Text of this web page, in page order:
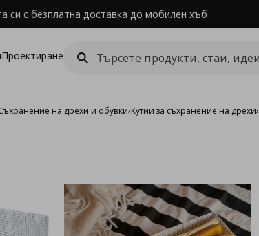
си с безплатна доставка до мобилен хъб
Проектиране
на дрехи и обувки›Кутии за съхранение на дрехи›